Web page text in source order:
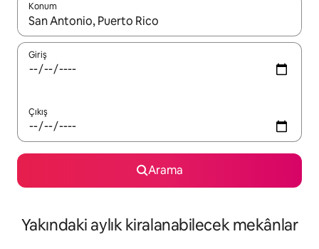
Konum
Sonuçlar kullanılabilir olduğunda yukarı ve aşağı oklarıyla
Giriş
Çıkış
Arama
Yakındaki aylık kiralanabilecek mekânlar